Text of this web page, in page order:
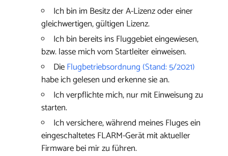
Ich bin im Besitz der A-Lizenz oder einer
gleichwertigen, gültigen Lizenz.
Ich bin bereits ins Fluggebiet eingewiesen,
bzw. lasse mich vom Startleiter einweisen.
DieFlugbetriebsordnung (Stand: 5/2021)
habe ich gelesen und erkenne sie an.
Ich verpflichte mich, nur mit Einweisung zu
starten.
Ich versichere, während meines Fluges ein
eingeschaltetes FLARM-Gerät mit aktueller
Firmware bei mir zu führen.